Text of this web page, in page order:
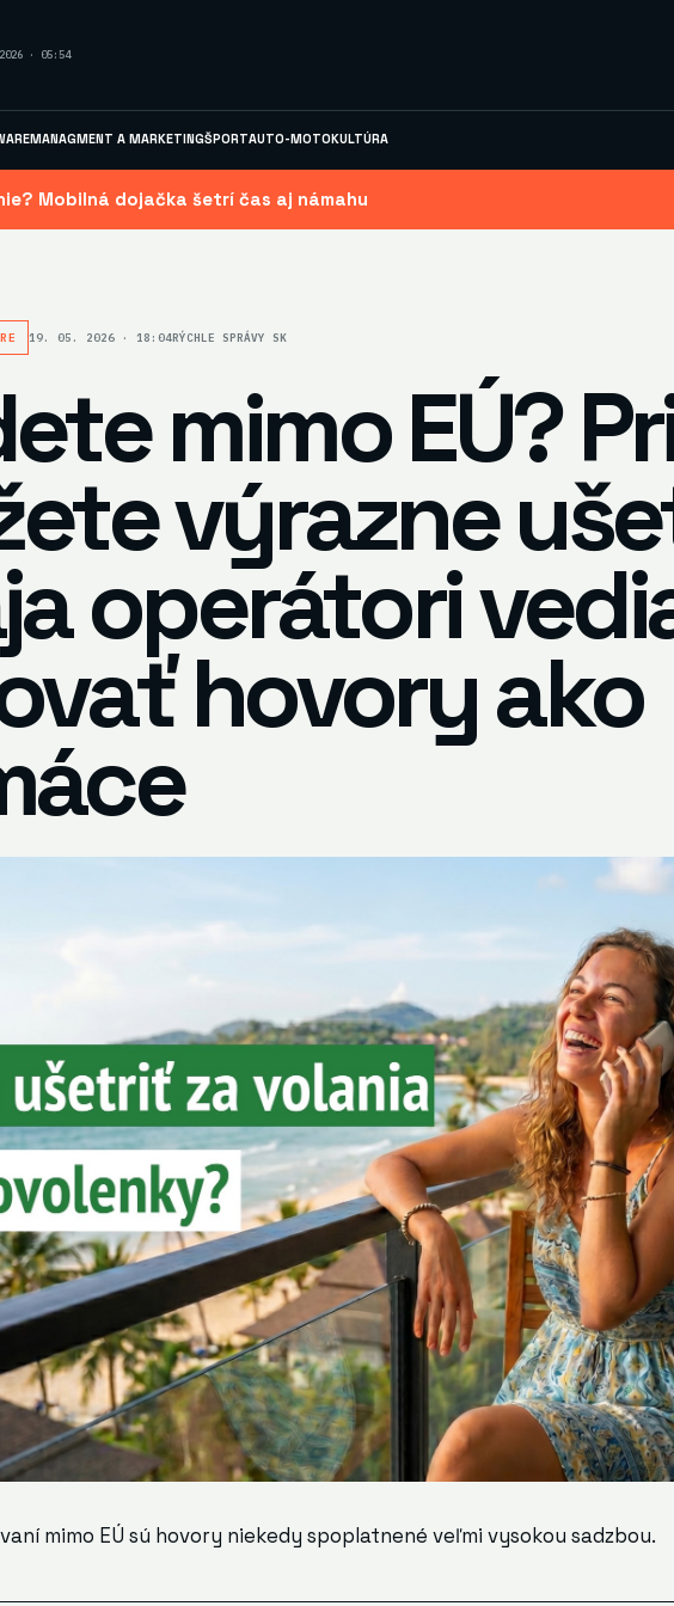
· 05:54
MANAGMENT A MARKETINGŠPORTAUTO-MOTOKULTÚRA
Mobilná dojačka šetrí čas aj námahu
19. 05. 2026 · 18:04RÝCHLE SPRÁVY SK
mimo EÚ?
výrazne
operátori
hovory ako
mimo EÚ sú hovory niekedy spoplatnené veľmi vysokou sadzbou.